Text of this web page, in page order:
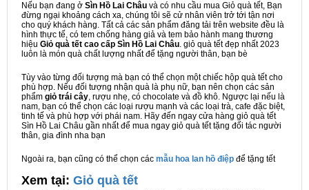
Nếu bạn đang ở Sìn Hồ Lai Châu và có nhu cầu mua Giỏ quà tết, Bạn
đừng ngại khoảng cách xa, chúng tôi sẽ cử nhân viên trở tới tận nơi
cho quý khách hàng. Tất cả các sản phẩm đăng tải trên website đều là
hình thực tế, có tem chống hàng giả và tem bảo hành mang thương
hiệu Giỏ quà tết cao cấp Sìn Hồ Lai Châu. giỏ quà tết đẹp nhất 2023
luôn là món quà chất lượng nhất để tặng người thân, bạn bè
Tùy vào từng đối tượng mà bạn có thể chọn một chiếc hộp quà tết cho
phù hợp. Nếu đối tượng nhận quà là phụ nữ, bạn nên chọn các sản
phẩm giỏ trái cây, rượu nhẹ, có chocolate và đồ khô. Ngược lại nếu là
nam, bạn có thể chọn các loại rượu mạnh và các loại trà, cafe đặc biệt,
tinh tế và phù hợp với phái nam. Hãy đến ngay cửa hàng giỏ quà tết
Sìn Hồ Lai Châu gần nhất để mua ngay giỏ quà tết tặng đối tác người
thân, gia đình nha bạn
Ngoài ra, bạn cũng có thể chọn các mẫu hoa lan hồ điệp để tặng tết
Xem tại: Giỏ quà tết